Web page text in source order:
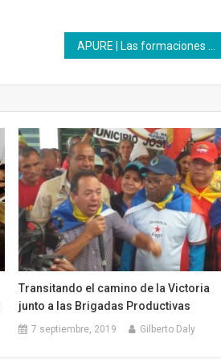
Transitando el camino de la Victoria
junto a las Brigadas Productivas
7 septiembre, 2019 Gilberto Daly